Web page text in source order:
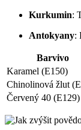
Kurkumin:
Antokyany:
Barvivo
Karamel (E150)
Chinolinová žlut
Červený 40 (E129)